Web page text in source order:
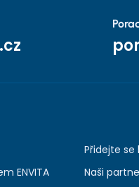
ENVITA
Přidejte se
Naši